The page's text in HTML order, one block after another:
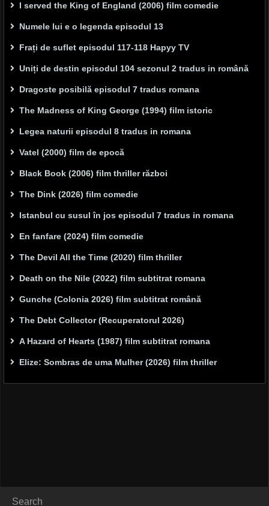
I served the King of England (2006) film comedie
Numele lui e o legenda episodul 13
Frați de suflet episodul 117-118 Hapyy TV
Uniți de destin episodul 104 sezonul 2 tradus in română
Dragoste posibilă episodul 7 tradus romana
The Madness of King George (1994) film istoric
Legea naturii episodul 8 tradus in romana
Vatel (2000) film de epocă
Black Book (2006) film thriller război
The Dink (2026) film comedie
Istanbul cu susul în jos episodul 7 tradus in romana
En fanfare (2024) film comedie
The Devil All the Time (2020) film thriller
Death on the Nile (2022) film subtitrat romana
Gunche (Colonia 2026) film subtitrat română
The Debt Collector (Recuperatorul 2026)
A Hazard of Hearts (1987) film subtitrat romana
Elize: Sombras de uma Mulher (2026) film thriller
Search